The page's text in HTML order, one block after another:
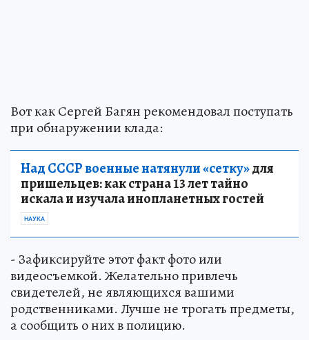
Вот как Сергей Багян рекомендовал поступать
при обнаружении клада:
Над СССР военные натянули «сетку»для
пришельцев: как страна 13 лет тайно
искала и изучала инопланетных гостей
НАУКА
- Зафиксируйте этот факт фото или
видеосъемкой. Желательно привлечь
свидетелей, не являющихся вашими
родственниками. Лучше не трогать предметы,
а сообщить о них в полицию.